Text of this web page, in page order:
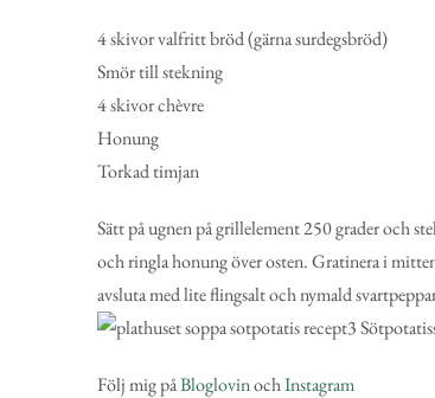
4 skivor valfritt bröd (gärna surdegsbröd)
Smör till stekning
4 skivor chèvre
Honung
Torkad timjan
Sätt på ugnen på grillelement 250 grader och
och ringla honung över osten. Gratinera i
avsluta med lite flingsalt och nymald
Följ mig påBloglovinochInstagram